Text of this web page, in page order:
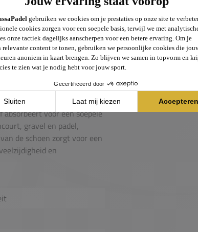
gerenommeerde
balans tussen stabiliteit en
prestaties op
gecreëerd dat
willen domineren zonder
aan een optimale
zorgt voor een stevige
voor een soepele
gravel en padel,
de schoen zorgt voor een
en